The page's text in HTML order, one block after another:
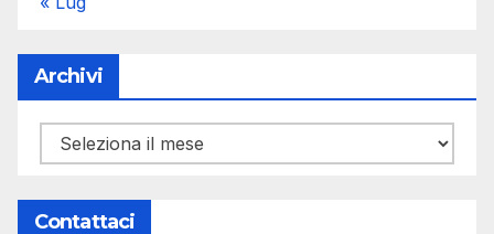
Archivi
Archivi
Contattaci